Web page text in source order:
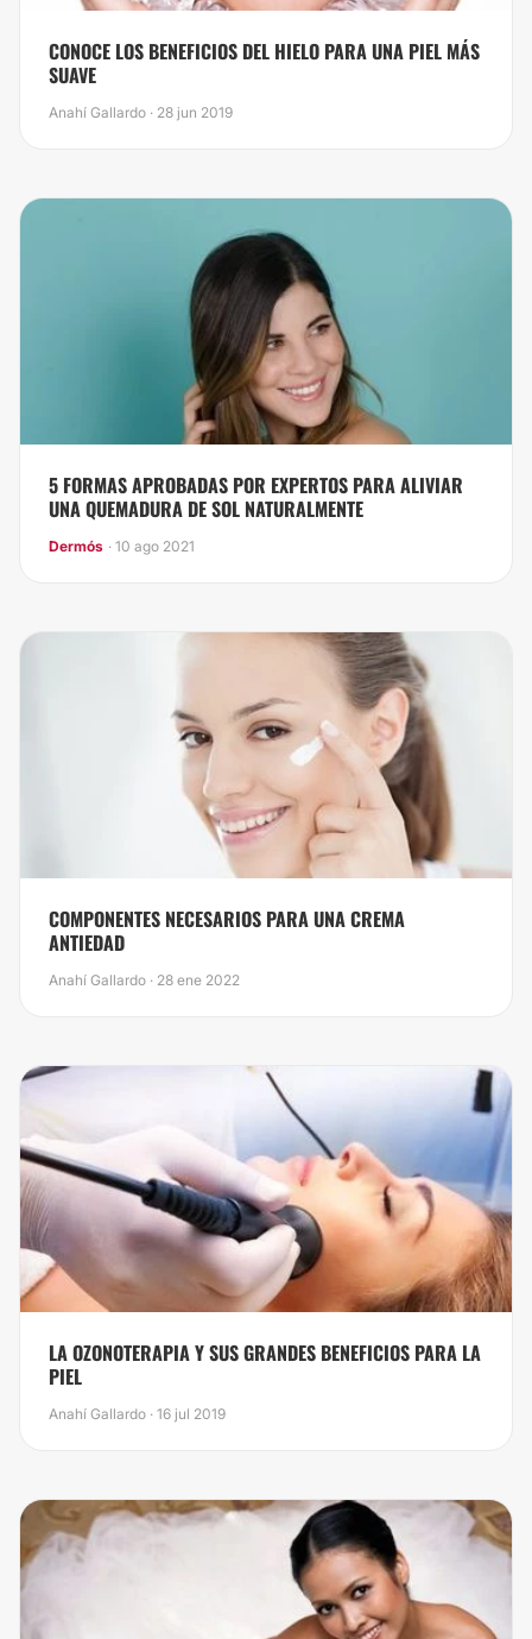
​CONOCE LOS BENEFICIOS DEL HIELO PARA UNA PIEL MÁS
SUAVE
Anahí Gallardo · 28 jun 2019
5 FORMAS APROBADAS POR EXPERTOS PARA ALIVIAR
UNA QUEMADURA DE SOL NATURALMENTE
Dermós · 10 ago 2021
COMPONENTES NECESARIOS PARA UNA CREMA
ANTIEDAD
Anahí Gallardo · 28 ene 2022
​LA OZONOTERAPIA Y SUS GRANDES BENEFICIOS PARA LA
PIEL
Anahí Gallardo · 16 jul 2019